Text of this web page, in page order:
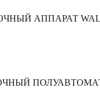
АППАРАТ
ПОЛУАВТОМАТ